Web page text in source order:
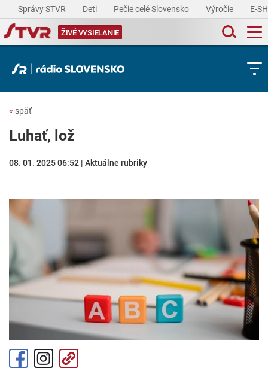
Správy STVR Deti Pečie celé Slovensko Výročie E-
ŽIVÉ VYSIELANIE
« späť
Luhať, lož
08. 01. 2025 06:52 | Aktuálne rubriky